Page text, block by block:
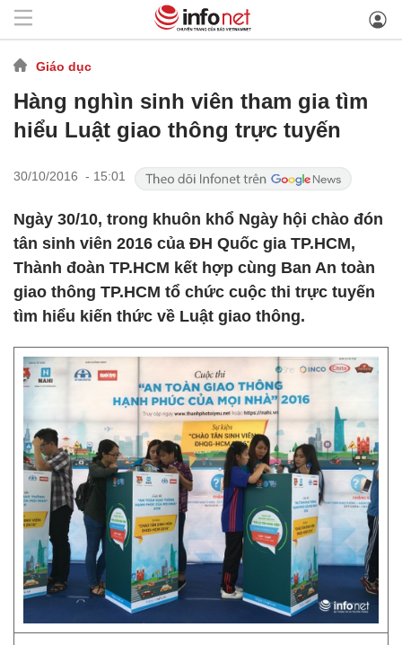
Giáo dục
Hàng nghìn sinh viên tham gia tìm
hiểu Luật giao thông trực tuyến
30/10/2016 - 15:01
Ngày 30/10, trong khuôn khổ Ngày hội chào đón
tân sinh viên 2016 của ĐH Quốc gia TP.HCM,
Thành đoàn TP.HCM kết hợp cùng Ban An toàn
giao thông TP.HCM tổ chức cuộc thi trực tuyến
tìm hiểu kiến thức về Luật giao thông.